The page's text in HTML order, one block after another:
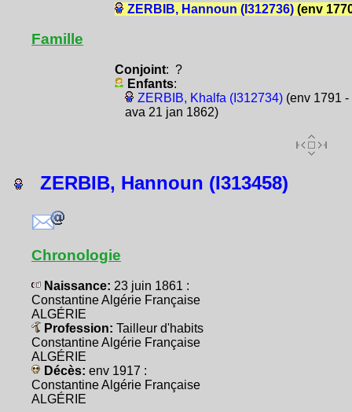
ZERBIB, Hannoun (I312736)(env
Famille
Conjoint: ?
Enfants:
ZERBIB, Khalfa (I312734)(env 1791 -
ava 21 jan 1862)
ZERBIB, Hannoun (I313458)
Chronologie
Naissance: 23 juin 1861 :
Constantine Algérie Française
ALGÉRIE
Profession: Tailleur d'habits
Constantine Algérie Française
ALGÉRIE
Décès: env 1917 :
Constantine Algérie Française
ALGÉRIE